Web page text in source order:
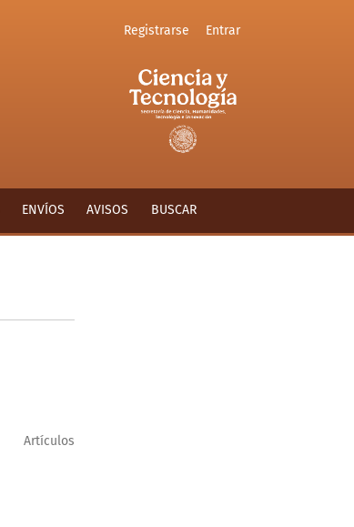
Registrarse Entrar
ENVÍOS AVISOS BUSCAR
Artículos